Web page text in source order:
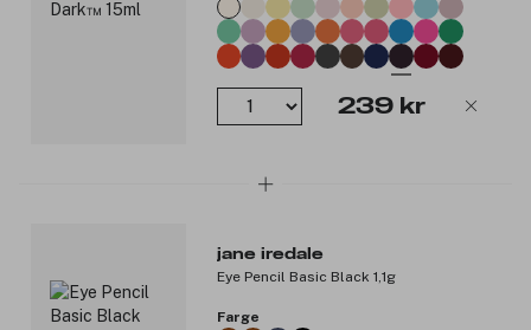
239 kr
jane iredale
Eye Pencil Basic Black 1,1g
Farge